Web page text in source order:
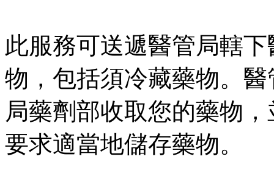
此服務可送遞醫管局轄
物，包括須冷藏藥物。
局藥劑部收取您的藥物
要求適當地儲存藥物。